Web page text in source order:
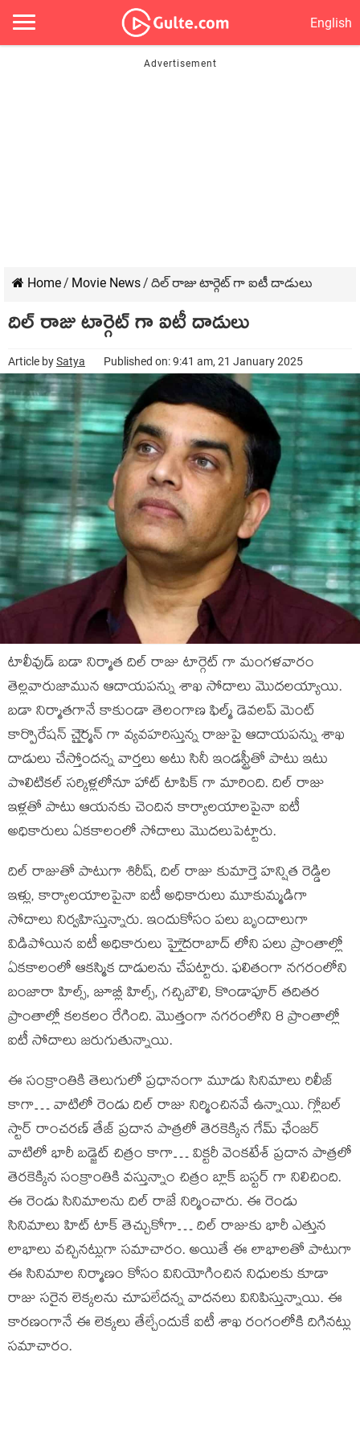
English
Home/ Movie News/ దిల్ రాజు టార్గెట్ గా ఐటీ దాడులు
దిల్ రాజు టార్గెట్ గా ఐటీ దాడులు
Article bySatya Published on: 9:41 am, 21 January 2025
టాలీవుడ్ బడా నిర్మాత దిల్ రాజు టార్గెట్ గా మంగళవారం
తెల్లవారుజామున ఆదాయపన్ను శాఖ సోదాలు మొదలయ్యాయి.
బడా నిర్మాతగానే కాకుండా తెలంగాణ ఫిల్మ్ డెవలప్ మెంట్
కార్పొరేషన్ చైైర్మన్ గా వ్యవహరిస్తున్న రాజుపై ఆదాయపన్ను శాఖ
దాడులు చేస్తోందన్న వార్తలు అటు సినీ ఇండస్ట్రీతో పాటు ఇటు
పొలిటికల్ సర్కిళ్లలోనూ హాట్ టాపిక్ గా మారింది. దిల్ రాజు
ఇళ్లతో పాటు ఆయనకు చెందిన కార్యాలయాలపైనా ఐటీ
అధికారులు ఏకకాలంలో సోదాలు మొదలుపెట్టారు.
దిల్ రాజుతో పాటుగా శిరీష్, దిల్ రాజు కుమార్తె హన్షిత రెడ్డిల
ఇళ్లు, కార్యాలయాలపైనా ఐటీ అధికారులు మూకుమ్మడిగా
సోదాలు నిర్వహిస్తున్నారు. ఇందుకోసం పలు బృందాలుగా
విడిపోయిన ఐటీ అధికారులు హైైదరాబాద్ లోని పలు ప్రాంతాల్లో
ఏకకాలంలో ఆకస్మిక దాడులను చేపట్టారు. ఫలితంగా నగరంలోని
బంజారా హిల్స్, జూబ్లీ హిల్స్, గచ్చిబౌలి, కొండాపూర్ తదితర
ప్రాంతాల్లో కలకలం రేగింది. మొత్తంగా నగరంలోని 8 ప్రాంతాల్లో
ఐటీ సోదాలు జరుగుతున్నాయి.
ఈ సంక్రాంతికి తెలుగులో ప్రధానంగా మూడు సినిమాలు రిలీజ్
కాగా… వాటిలో రెండు దిల్ రాజు నిర్మించినవే ఉన్నాయి. గ్లోబల్
స్టార్ రాంచరణ్ తేజ్ ప్రదాన పాత్రలో తెరకెక్కిన గేమ్ ఛేంజర్
వాటిలో భారీ బడ్జెట్ చిత్రం కాగా… విక్టరీ వెంకటేశ్ ప్రదాన పాత్రలో
తెరకెక్కిన సంక్రాంతికి వస్తున్నాం చిత్రం బ్లాక్ బస్టర్ గా నిలిచింది.
ఈ రెండు సినిమాలను దిల్ రాజే నిర్మించారు. ఈ రెండు
సినిమాలు హిట్ టాక్ తెచ్చుకోగా… దిల్ రాజుకు భారీ ఎత్తున
లాభాలు వచ్చినట్లుగా సమాచారం. అయితే ఈ లాభాలతో పాటుగా
ఈ సినిమాల నిర్మాణం కోసం వినియోగించిన నిధులకు కూడా
రాజు సరైన లెక్కలను చూపలేదన్న వాదనలు వినిపిస్తున్నాయి. ఈ
కారణంగానే ఈ లెక్కలు తేల్చేందుకే ఐటీ శాఖ రంగంలోకి దిగినట్లు
సమాచారం.